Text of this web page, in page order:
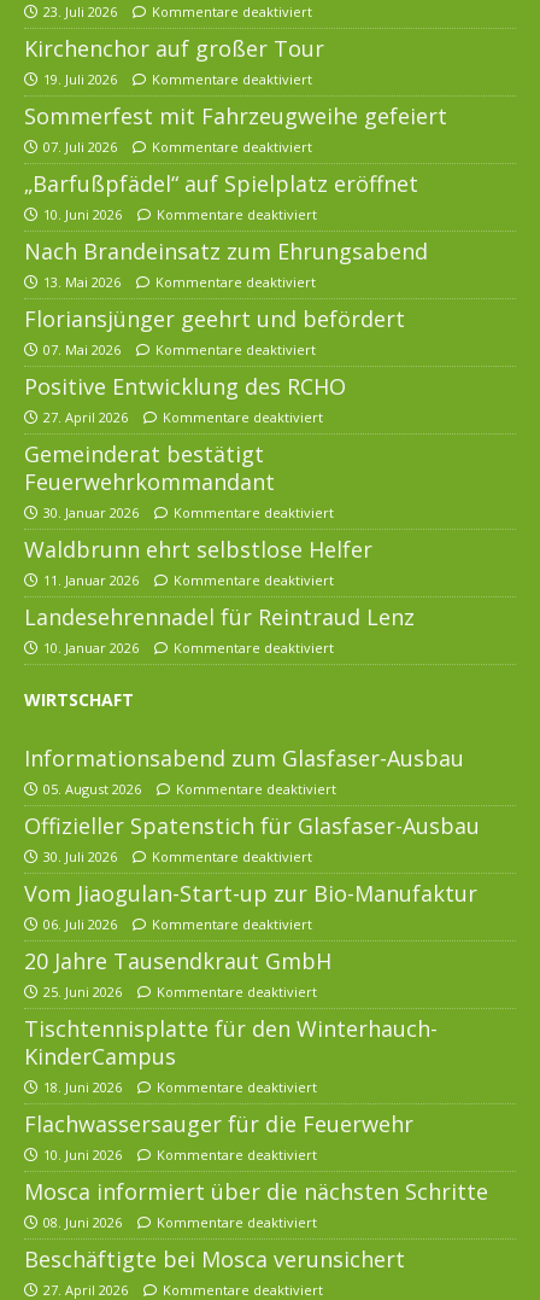
23. Juli 2026 Kommentare deaktiviert
Kirchenchor auf großer Tour
19. Juli 2026 Kommentare deaktiviert
Sommerfest mit Fahrzeugweihe gefeiert
07. Juli 2026 Kommentare deaktiviert
„Barfußpfädel“ auf Spielplatz eröffnet
10. Juni 2026 Kommentare deaktiviert
Nach Brandeinsatz zum Ehrungsabend
13. Mai 2026 Kommentare deaktiviert
Floriansjünger geehrt und befördert
07. Mai 2026 Kommentare deaktiviert
Positive Entwicklung des RCHO
27. April 2026 Kommentare deaktiviert
Gemeinderat bestätigt
Feuerwehrkommandant
30. Januar 2026 Kommentare deaktiviert
Waldbrunn ehrt selbstlose Helfer
11. Januar 2026 Kommentare deaktiviert
Landesehrennadel für Reintraud Lenz
10. Januar 2026 Kommentare deaktiviert
WIRTSCHAFT
Informationsabend zum Glasfaser-Ausbau
05. August 2026 Kommentare deaktiviert
Offizieller Spatenstich für Glasfaser-Ausbau
30. Juli 2026 Kommentare deaktiviert
Vom Jiaogulan-Start-up zur Bio-Manufaktur
06. Juli 2026 Kommentare deaktiviert
20 Jahre Tausendkraut GmbH
25. Juni 2026 Kommentare deaktiviert
Tischtennisplatte für den Winterhauch-
KinderCampus
18. Juni 2026 Kommentare deaktiviert
Flachwassersauger für die Feuerwehr
10. Juni 2026 Kommentare deaktiviert
Mosca informiert über die nächsten Schritte
08. Juni 2026 Kommentare deaktiviert
Beschäftigte bei Mosca verunsichert
27. April 2026 Kommentare deaktiviert